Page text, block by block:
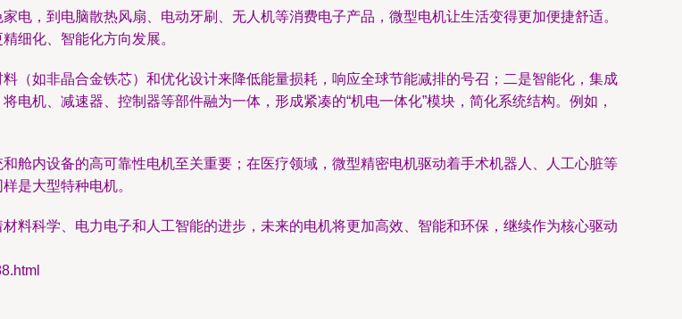
电，到电脑散热风扇、电动牙刷、无人机等消费电子产品，微型电机让生活变得更加便捷舒适。
细化、智能化方向发展。
（如非晶合金铁芯）和优化设计来降低能量损耗，响应全球节能减排的号召；二是智能化，集成
机、减速器、控制器等部件融为一体，形成紧凑的“机电一体化”模块，简化系统结构。例如，
舱内设备的高可靠性电机至关重要；在医疗领域，微型精密电机驱动着手术机器人、人工心脏等
是大型特种电机。
料科学、电力电子和人工智能的进步，未来的电机将更加高效、智能和环保，继续作为核心驱动